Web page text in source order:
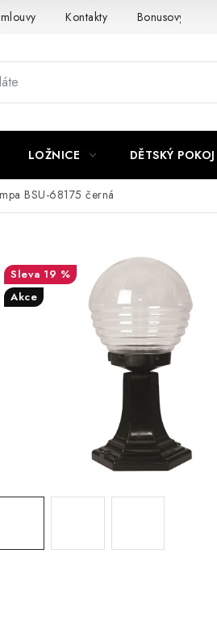
Kontakty Bonusový
LOŽNICE DĚTSKÝ POKOJ
BSU-68175 černá
19 %
Akce